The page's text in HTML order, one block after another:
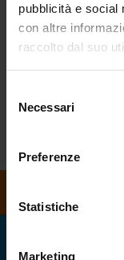
pubblicità e social
con altre
raccolto dal suo
delNecessari
Preferenze
Statistiche
Marketing